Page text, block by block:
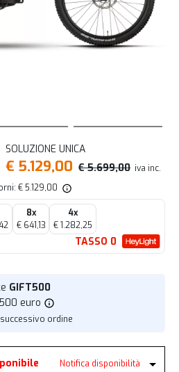
SOLUZIONE UNICA
€ 5.129,00 € 5.699,00 iva inc.
€ 5.129,00
8x
€ 641,13
4x
€ 1.282,25
TASSO 0
GIFT500
euro
ordine
Notifica disponibilità